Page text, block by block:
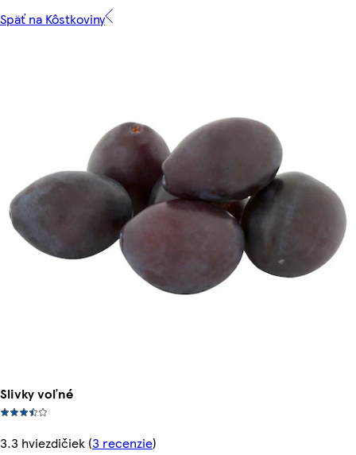
Späť na Kôstkoviny
Slivky voľné
3.3 hviezdičiek (3 recenzie)